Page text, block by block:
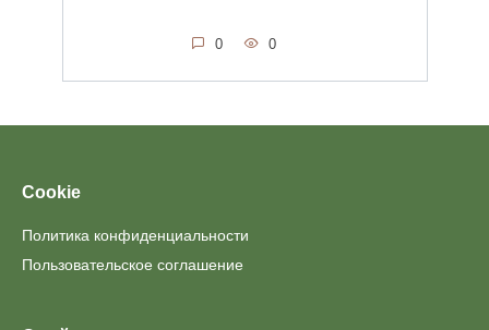
0 0
Cookie
Политика конфиденциальности
Пользовательское соглашение